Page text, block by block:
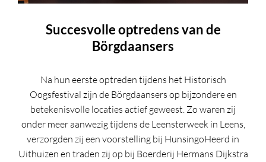
Succesvolle optredens van de
Börgdaansers
Na hun eerste optreden tijdens het Historisch
Oogsfestival zijn de Börgdaansers op bijzondere en
betekenisvolle locaties actief geweest. Zo waren zij
onder meer aanwezig tijdens de Leensterweek in Leens,
verzorgden zij een voorstelling bij HunsingoHeerd in
Uithuizen en traden zij op bij Boerderij Hermans Dijkstra